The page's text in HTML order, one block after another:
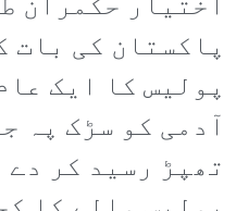
پاکستان کی بات
پولیس کا ایک
آدمی کو سڑک پہ
تھپڑ رسید کر